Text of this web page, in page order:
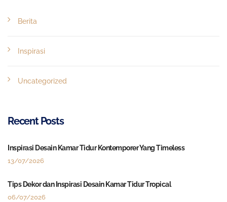
Berita
Inspirasi
Uncategorized
Recent Posts
Inspirasi Desain Kamar Tidur Kontemporer Yang Timeless
13/07/2026
Tips Dekor dan Inspirasi Desain Kamar Tidur Tropical
06/07/2026